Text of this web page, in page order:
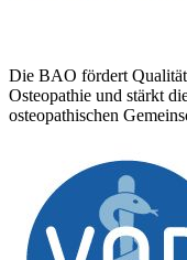
Die BAO fördert
Osteopathie und stärkt
osteopathischen